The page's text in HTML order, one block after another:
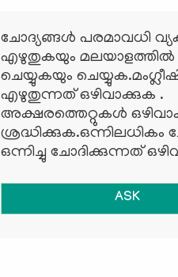
ചോദ്യങ്ങള്‍ പരമാവധി
എഴുതുകയും മലയാളത്തില്‍
ചെയ്യുകയും
എഴുതുന്നത് ഒഴിവാക്കുക .
അക്ഷരത്തെറ്റുകള്‍
ശ്രദ്ധിക്കുക.ഒന്നിലധികം
ഒന്നിച്ചു ചോദിക്കുന്നത്
ASK